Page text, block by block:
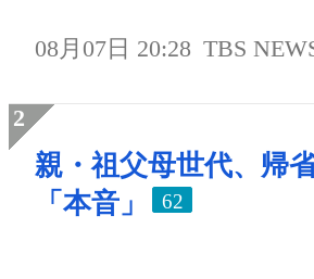
08月07日 20:28 TBS
親・祖父母世代、帰
「本音」
62